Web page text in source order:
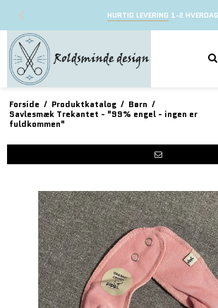
HURTIG LEVERING 1-2
Forside / Produktkatalog / Børn /
Savlesmæk Trekantet - "99% engel - ingen er
fuldkommen"